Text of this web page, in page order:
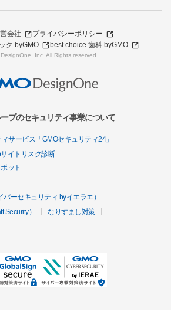
会社
プライバシーポリシー
ク byGMO
best choice 歯科 byGMO
Inc. All Rights reserved.
プのセキュリティ事業について
サービス「GMOセキュリティ24」
イトリスク診断
ット
ーセキュリティ byイエラエ）
Security）
なりすまし対策